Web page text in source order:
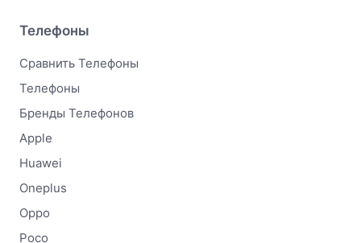
Телефоны
Сравнить Телефоны
Телефоны
Бренды Телефонов
Apple
Huawei
Oneplus
Oppo
Poco